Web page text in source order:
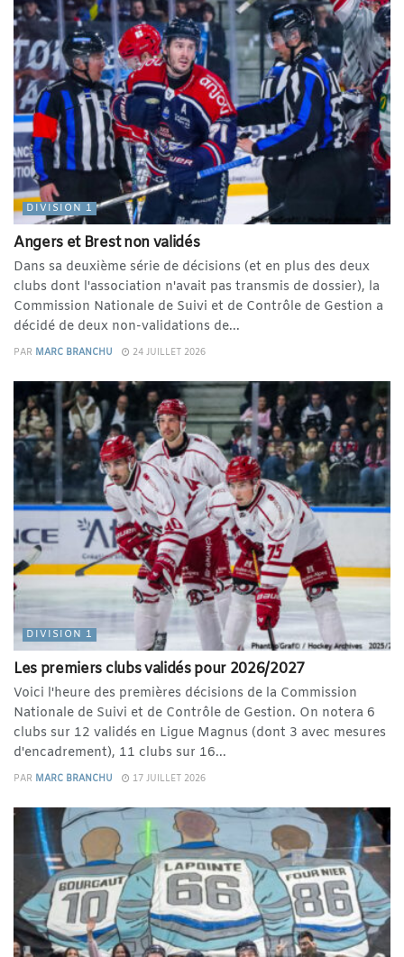
DIVISION 1
Angers et Brest non validés
Dans sa deuxième série de décisions (et en plus des deux
clubs dont l'association n'avait pas transmis de dossier), la
Commission Nationale de Suivi et de Contrôle de Gestion a
décidé de deux non-validations de...
PAR MARC BRANCHU 24 JUILLET 2026
DIVISION 1
Les premiers clubs validés pour 2026/2027
Voici l'heure des premières décisions de la Commission
Nationale de Suivi et de Contrôle de Gestion. On notera 6
clubs sur 12 validés en Ligue Magnus (dont 3 avec mesures
d'encadrement), 11 clubs sur 16...
PAR MARC BRANCHU 17 JUILLET 2026